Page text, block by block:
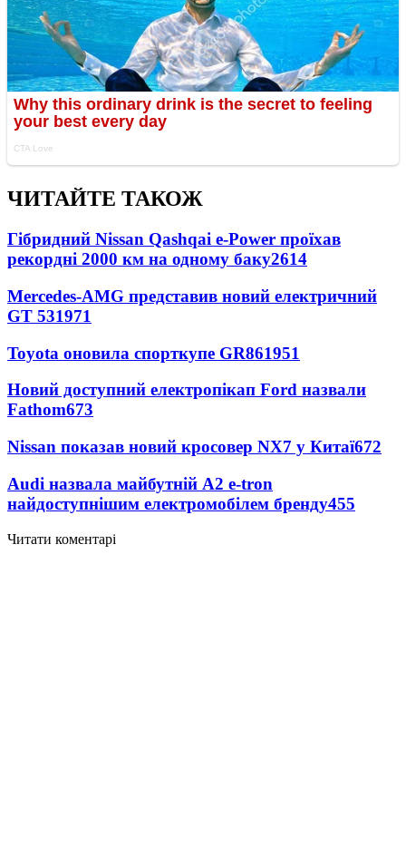
ЧИТАЙТЕ ТАКОЖ
Гібридний Nissan Qashqai e-Power проїхав
рекордні 2000 км на одному баку2614
Mercedes-AMG представив новий електричний
GT 531971
Toyota оновила спорткупе GR861951
Новий доступний електропікап Ford назвали
Fathom673
Nissan показав новий кросовер NX7 у Китаї672
Audi назвала майбутній A2 e-tron
найдоступнішим електромобілем бренду455
Читати коментарі